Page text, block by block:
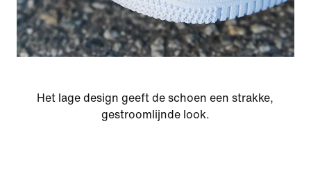
Het lage design geeft de schoen een strakke,
gestroomlijnde look.